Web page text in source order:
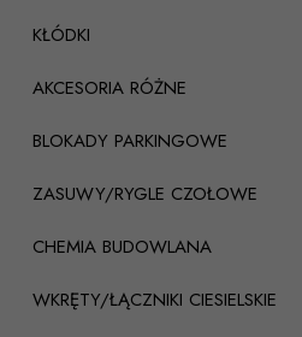
KŁÓDKI
AKCESORIA RÓŻNE
BLOKADY PARKINGOWE
ZASUWY/RYGLE CZOŁOWE
CHEMIA BUDOWLANA
WKRĘTY/ŁĄCZNIKI CIESIELSKIE